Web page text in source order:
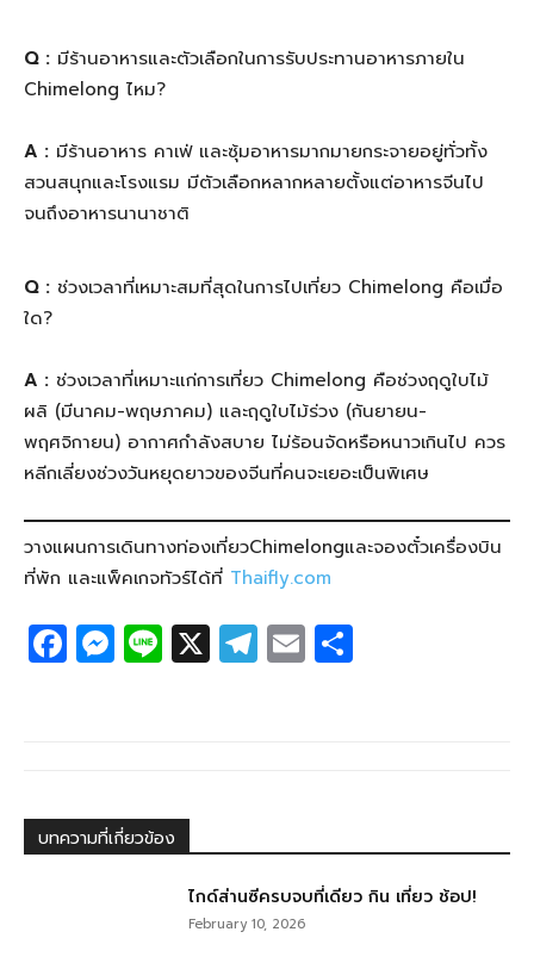
Q : มีร้านอาหารและตัวเลือกในการรับประทานอาหารภายใน
Chimelong ไหม?
A : มีร้านอาหาร คาเฟ่ และซุ้มอาหารมากมายกระจายอยู่ทั่วทั้ง
สวนสนุกและโรงแรม มีตัวเลือกหลากหลายตั้งแต่อาหารจีนไป
จนถึงอาหารนานาชาติ
Q : ช่วงเวลาที่เหมาะสมที่สุดในการไปเที่ยว Chimelong คือเมื่อ
ใด?
A : ช่วงเวลาที่เหมาะแก่การเที่ยว Chimelong คือช่วงฤดูใบไม้
ผลิ (มีนาคม-พฤษภาคม) และฤดูใบไม้ร่วง (กันยายน-
พฤศจิกายน) อากาศกำลังสบาย ไม่ร้อนจัดหรือหนาวเกินไป ควร
หลีกเลี่ยงช่วงวันหยุดยาวของจีนที่คนจะเยอะเป็นพิเศษ
วางแผนการเดินทางท่องเที่ยวChimelongและจองตั๋วเครื่องบิน
ที่พัก และแพ็คเกจทัวร์ได้ที่ Thaifly.com
F
a
o
o
M
e
g
er
Li
n
X T
el
E
m
บทความที่เกี่ยวข้อง
ไกด์ส่านซีครบจบที่เดียว กิน เที่ยว ช้อป!
February 10, 2026